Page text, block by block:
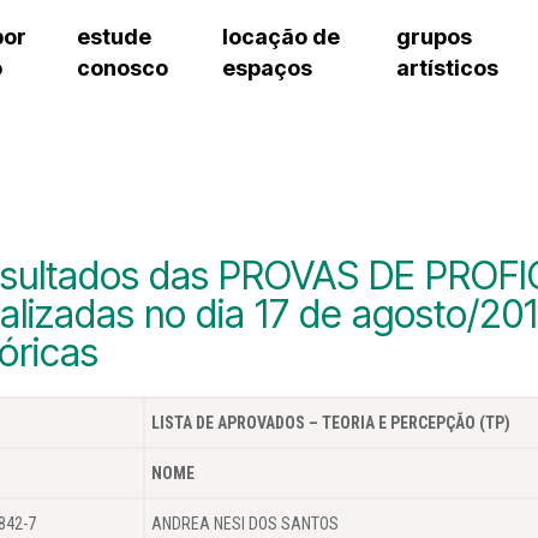
do rio pardo
estude
conosco
locação de
espaços
grupos
artísticos
sceic-sp
equipe
das PROVAS DE
no dia 17 de agosto/
LISTA DE APROVADOS – TEORIA E PERCEPÇÃO (TP)
NOME
7 ANDREA NESI DOS SANTOS